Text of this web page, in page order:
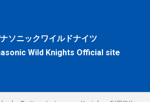
ソニックワイルドナイツ
Wild Knights Official site